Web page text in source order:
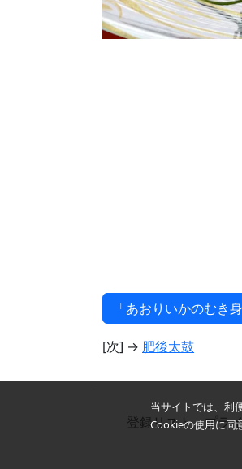
[次] → 肥後太鼓
当サイトでは、利
Cookieの使用に同
登録リスト プラ